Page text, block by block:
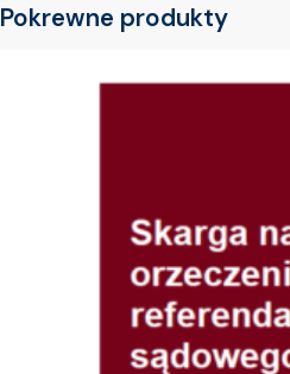
Pokrewne produkty